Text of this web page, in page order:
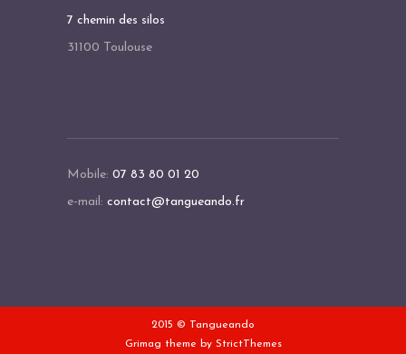
7 chemin des silos
31100 Toulouse
Mobile: 07 83 80 01 20
e-mail: contact@tangueando.fr
2015 © Tangueando
Grimag theme by StrictThemes